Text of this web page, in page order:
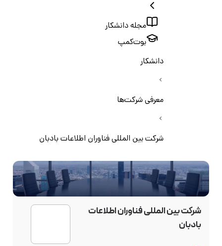
مجله دانشکار
بوت‌کمپ
دانشکار
معرفی شرکت‌ها
شرکت بین المللی فناوران اطلاعات بادبان
شرکت بین المللی فناوران اطلاعات
بادبان